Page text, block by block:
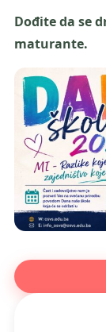
Dođite da se
maturante.